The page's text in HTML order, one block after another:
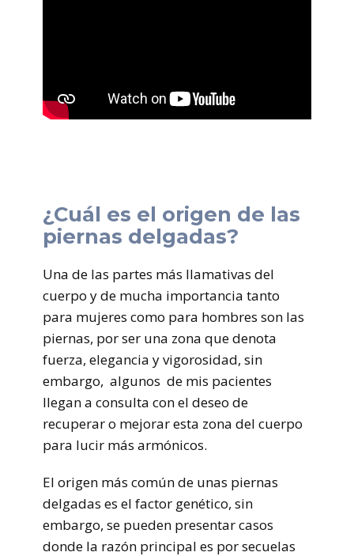
¿Cuál es el origen de las
piernas delgadas?
Una de las partes más llamativas del
cuerpo y de mucha importancia tanto
para mujeres como para hombres son las
piernas, por ser una zona que denota
fuerza, elegancia y vigorosidad, sin
embargo, algunos de mis pacientes
llegan a consulta con el deseo de
recuperar o mejorar esta zona del cuerpo
para lucir más armónicos.
El origen más común de unas piernas
delgadas es el factor genético, sin
embargo, se pueden presentar casos
donde la razón principal es por secuelas